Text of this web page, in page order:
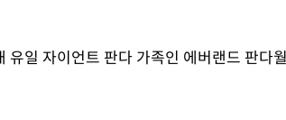
유일 자이언트 판다 가족인 에버랜드 판다